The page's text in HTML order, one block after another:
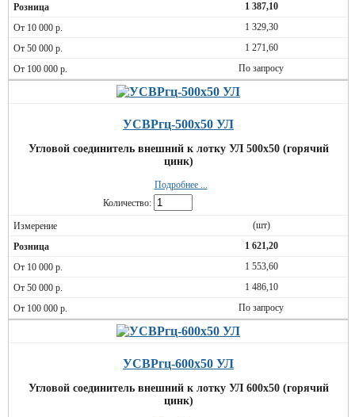
1 387,10
1 329,30
1 271,60
По запросу
УСВРгц-500х50 УЛ
Угловой соединитель внешний к лотку УЛ 500х50 (горячий
цинк)
Подробнее ...
Количество:
(шт)
1 621,20
1 553,60
1 486,10
По запросу
УСВРгц-600х50 УЛ
Угловой соединитель внешний к лотку УЛ 600х50 (горячий
цинк)